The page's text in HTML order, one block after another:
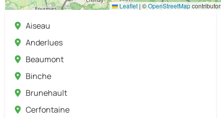
Leaflet | ©OpenStreetMap
Aiseau
Anderlues
Beaumont
Binche
Brunehault
Cerfontaine